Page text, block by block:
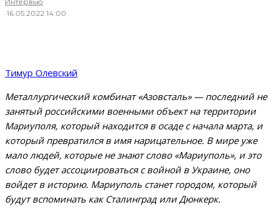
·16.05.2022 14:00
Тимур Олевский
Металлургический комбинат «Азовсталь» — последний не
занятый российскими военными объект на территории
Мариуполя, который находится в осаде с начала марта, и
который превратился в имя нарицательное. В мире уже
мало людей, которые не знают слово «Мариуполь», и это
слово будет ассоциироваться с войной в Украине, оно
войдет в историю. Мариуполь станет городом, который
будут вспоминать как Сталинград или Дюнкерк.